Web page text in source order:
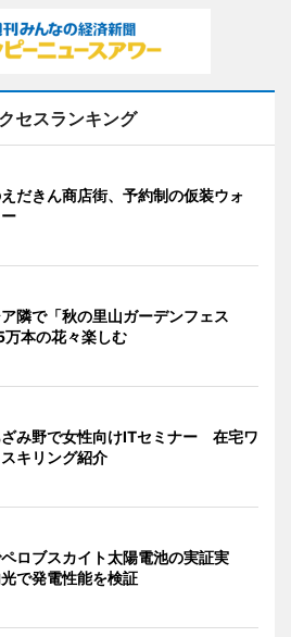
セスランキング
だきん商店街、予約制の仮装ウォ
隣で「秋の里山ガーデンフェス
本の花々楽しむ
み野で女性向けITセミナー 在宅ワ
キリング紹介
ロブスカイト太陽電池の実証実
で発電性能を検証